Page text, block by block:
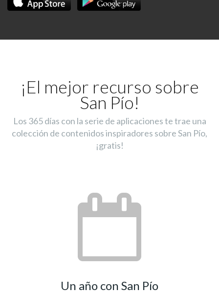
¡El mejor recurso sobre
San Pío!
Los 365 días con la serie de aplicaciones te trae una
colección de contenidos inspiradores sobre San Pío,
¡gratis!
Un año con San Pío